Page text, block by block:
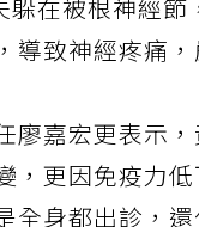
躲在被根神經
導致神經疼痛
廖嘉宏更表示
，更因免疫力